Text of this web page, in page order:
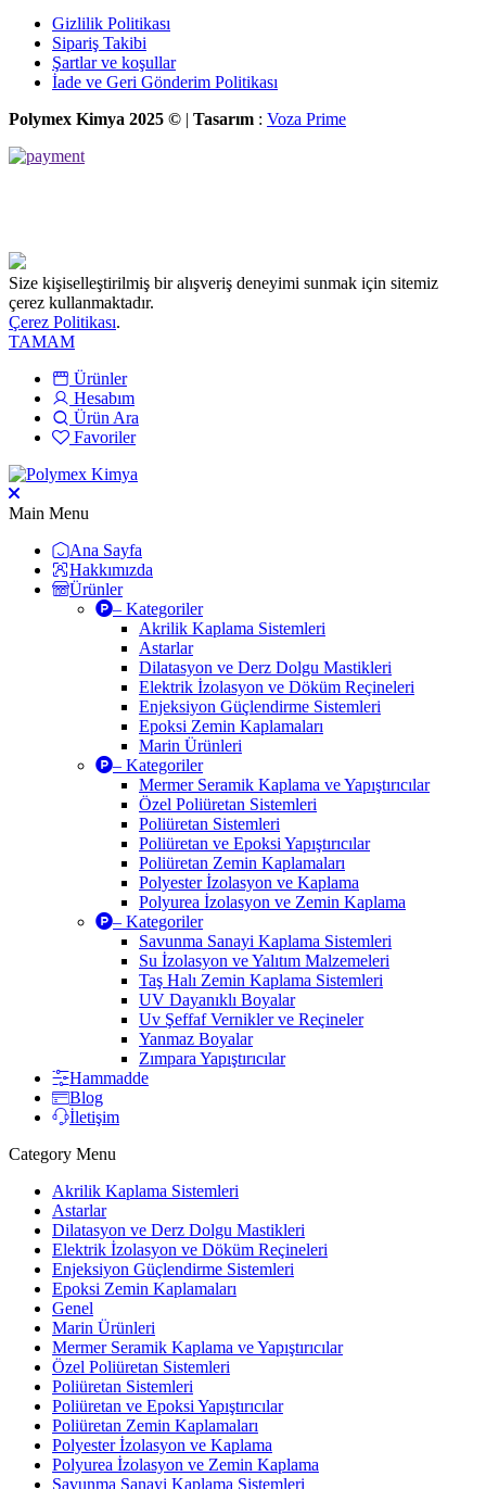
Gizlilik Politikası
Sipariş Takibi
Şartlar ve koşullar
İade ve Geri Gönderim Politikası
Polymex Kimya 2025 © | Tasarım : Voza Prime
Size kişiselleştirilmiş bir alışveriş deneyimi sunmak için sitemiz
çerez kullanmaktadır.
Çerez Politikası.
TAMAM
Ürünler
Hesabım
Ürün Ara
Favoriler
Main Menu
Ana Sayfa
Hakkımızda
Ürünler
– Kategoriler
Akrilik Kaplama Sistemleri
Astarlar
Dilatasyon ve Derz Dolgu Mastikleri
Elektrik İzolasyon ve Döküm Reçineleri
Enjeksiyon Güçlendirme Sistemleri
Epoksi Zemin Kaplamaları
Marin Ürünleri
– Kategoriler
Mermer Seramik Kaplama ve Yapıştırıcılar
Özel Poliüretan Sistemleri
Poliüretan Sistemleri
Poliüretan ve Epoksi Yapıştırıcılar
Poliüretan Zemin Kaplamaları
Polyester İzolasyon ve Kaplama
Polyurea İzolasyon ve Zemin Kaplama
– Kategoriler
Savunma Sanayi Kaplama Sistemleri
Su İzolasyon ve Yalıtım Malzemeleri
Taş Halı Zemin Kaplama Sistemleri
UV Dayanıklı Boyalar
Uv Şeffaf Vernikler ve Reçineler
Yanmaz Boyalar
Zımpara Yapıştırıcılar
Hammadde
Blog
İletişim
Category Menu
Akrilik Kaplama Sistemleri
Astarlar
Dilatasyon ve Derz Dolgu Mastikleri
Elektrik İzolasyon ve Döküm Reçineleri
Enjeksiyon Güçlendirme Sistemleri
Epoksi Zemin Kaplamaları
Genel
Marin Ürünleri
Mermer Seramik Kaplama ve Yapıştırıcılar
Özel Poliüretan Sistemleri
Poliüretan Sistemleri
Poliüretan ve Epoksi Yapıştırıcılar
Poliüretan Zemin Kaplamaları
Polyester İzolasyon ve Kaplama
Polyurea İzolasyon ve Zemin Kaplama
Savunma Sanayi Kaplama Sistemleri